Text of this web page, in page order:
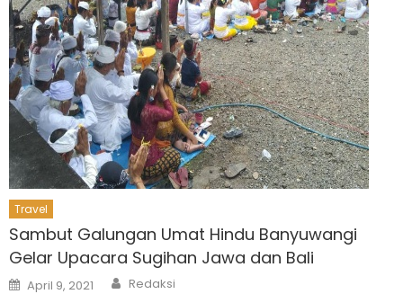
Travel
Sambut Galungan Umat Hindu Banyuwangi
Gelar Upacara Sugihan Jawa dan Bali
Posted
on
April 9, 2021 Author
Redaksi